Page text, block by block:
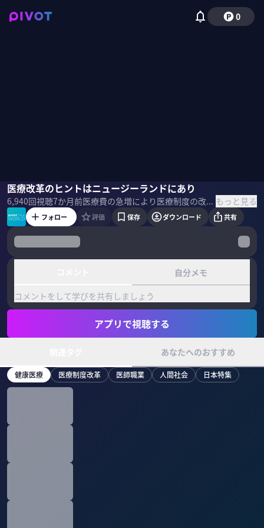
0
医療改革のヒントはニュージーランドにあり
6,940回視聴7か月前 医療費の急増により医療制度の改革が迫られている日本。その一つのヒントになるのが、ニュージランドの医療システムだ。その大枠とリアルについて、ニュージーランド在住の医師である青柳有紀氏に語ってもらった。 ＜ゲスト＞ 志賀隆｜国際医療福祉大学教授 2001年千葉大学医学部を卒業。東京医療センターでの初期研修を経て、米国メイヨー・クリニックで研鑽を積む。ハーバード大学マサチューセッツ総合病院の指導医を務めた救急医療のスペシャリスト。東京ベイ・浦安市川医療センター救急科部長などを歴任後、2017年7月より国際医療福祉大学で現職。安全な医療体制と人材育成を重視し活動中。 青柳有紀｜ニュージーランド在住・内科系専門医 慶應義塾大学法学部を卒業。ニューヨーク大学大学院を修了後、国際機関での勤務を経て群馬大学医学部医学科を卒業。米国での専門医研修を経て、アフリカで臨床医学教育に従事。現在はニュージーランドで内科・感染症科コンサルタントとして勤務。 ＜目次＞ もっと見る
志賀隆青柳有紀 佐々木紀彦
フォロー 評価 保存 ダウンロード 共有
自分メモ
コメントをして学びを共有しましょう
アプリで視聴する
あなたへのおすすめ
健康医療 医療制度改革 医師職業 人間社会 日本特集